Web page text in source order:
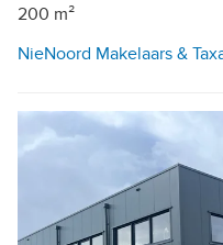
200 m²
NieNoord Makelaars &